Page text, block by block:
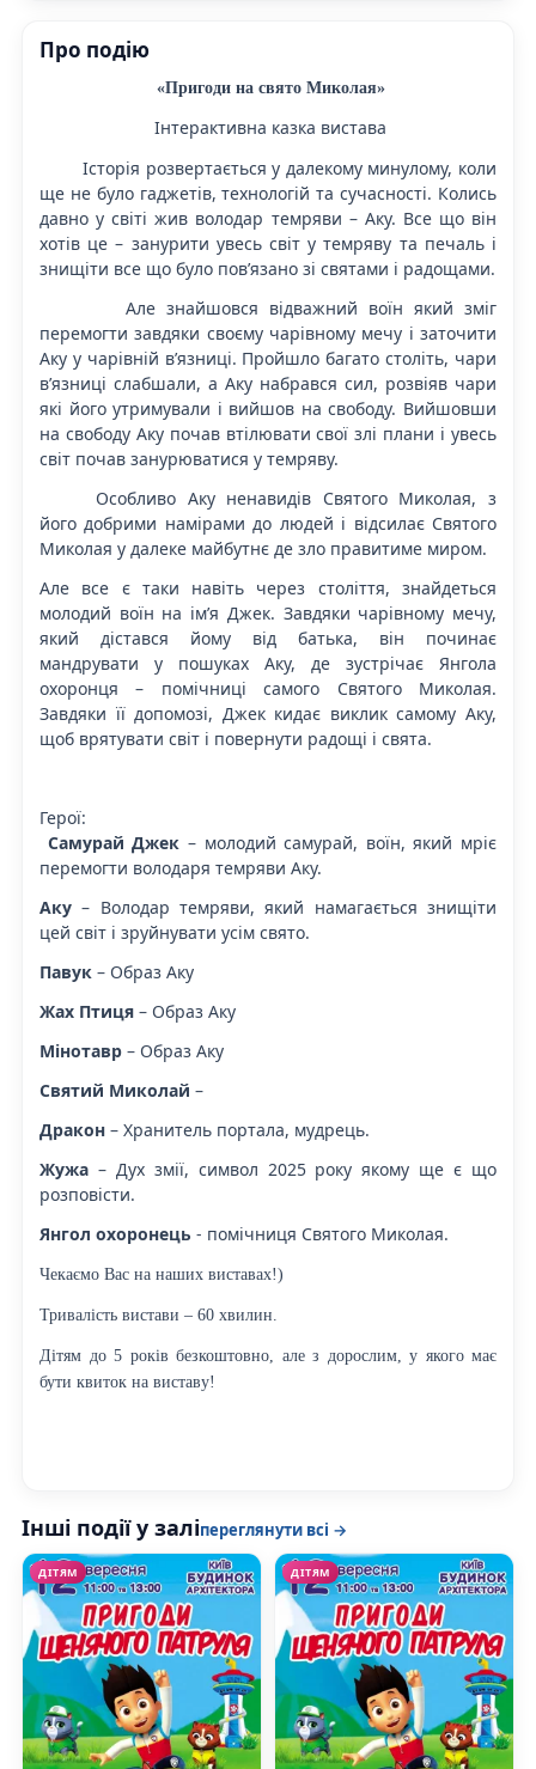
Про подію
«Пригоди на свято Миколая»
Інтерактивна казка вистава
Історія розвертається у далекому минулому, коли
ще не було гаджетів, технологій та сучасності. Колись
давно у світі жив володар темряви – Аку. Все що він
хотів це – занурити увесь світ у темряву та печаль і
знищіти все що було повʼязано зі святами і радощами.
Але знайшовся відважний воїн який зміг
перемогти завдяки своєму чарівному мечу і заточити
Аку у чарівній вʼязниці. Пройшло багато століть, чари
вʼязниці слабшали, а Аку набрався сил, розвіяв чари
які його утримували і вийшов на свободу. Вийшовши
на свободу Аку почав втілювати свої злі плани і увесь
світ почав занурюватися у темряву.
Особливо Аку ненавидів Святого Миколая, з
його добрими намірами до людей і відсилає Святого
Миколая у далеке майбутнє де зло правитиме миром.
Але все є таки навіть через століття, знайдеться
молодий воїн на імʼя Джек. Завдяки чарівному мечу,
який дістався йому від батька, він починає
мандрувати у пошуках Аку, де зустрічає Янгола
охоронця – помічниці самого Святого Миколая.
Завдяки її допомозі, Джек кидає виклик самому Аку,
щоб врятувати світ і повернути радощі і свята.
Герої:
Самурай Джек – молодий самурай, воїн, який мріє
перемогти володаря темряви Аку.
Аку – Володар темряви, який намагається знищіти
цей світ і зруйнувати усім свято.
Павук – Образ Аку
Жах Птиця – Образ Аку
Мінотавр – Образ Аку
Святий Миколай –
Дракон – Хранитель портала, мудрець.
Жужа – Дух змії, символ 2025 року якому ще є що
розповісти.
Янгол охоронець - помічниця Святого Миколая.
Чекаємо Вас на наших виставах!)
Тривалість вистави – 60 хвилин.
Дітям до 5 років безкоштовно, але з дорослим, у якого має
бути квиток на виставу!
Інші події у заліпереглянути всі →
ДІТЯМ ДІТЯМ